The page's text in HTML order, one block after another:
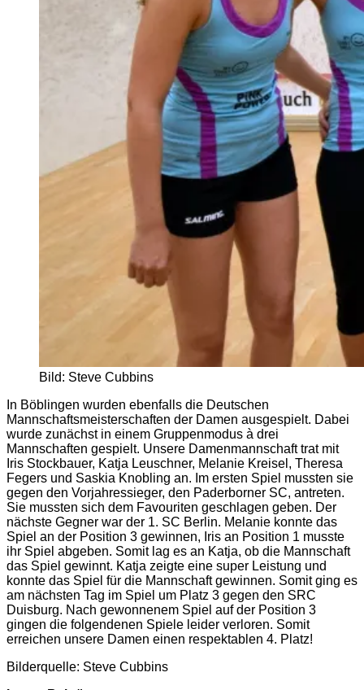
Bild: Steve Cubbins
In Böblingen wurden ebenfalls die Deutschen
Mannschaftsmeisterschaften der Damen ausgespielt. Dabei
wurde zunächst in einem Gruppenmodus à drei
Mannschaften gespielt. Unsere Damenmannschaft trat mit
Iris Stockbauer, Katja Leuschner, Melanie Kreisel, Theresa
Fegers und Saskia Knobling an. Im ersten Spiel mussten sie
gegen den Vorjahressieger, den Paderborner SC, antreten.
Sie mussten sich dem Favouriten geschlagen geben. Der
nächste Gegner war der 1. SC Berlin. Melanie konnte das
Spiel an der Position 3 gewinnen, Iris an Position 1 musste
ihr Spiel abgeben. Somit lag es an Katja, ob die Mannschaft
das Spiel gewinnt. Katja zeigte eine super Leistung und
konnte das Spiel für die Mannschaft gewinnen. Somit ging es
am nächsten Tag im Spiel um Platz 3 gegen den SRC
Duisburg. Nach gewonnenem Spiel auf der Position 3
gingen die folgendenen Spiele leider verloren. Somit
erreichen unsere Damen einen respektablen 4. Platz!
Bilderquelle: Steve Cubbins